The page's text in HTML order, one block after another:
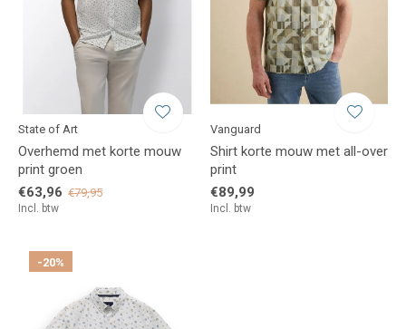
State of Art
Overhemd met korte mouw
print groen
€63,96 €79,95
Incl. btw
Vanguard
Shirt korte mouw met all-over
print
€89,99
Incl. btw
-20%